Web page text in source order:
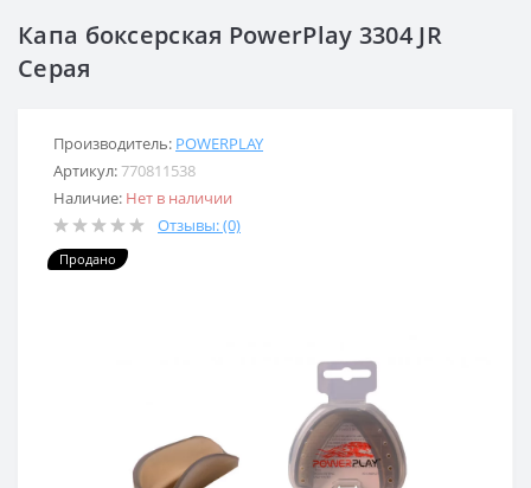
Капа боксерская PowerPlay 3304 JR
Серая
Производитель: POWERPLAY
Артикул:770811538
Наличие: Нет в наличии
Отзывы: (0)
Продано